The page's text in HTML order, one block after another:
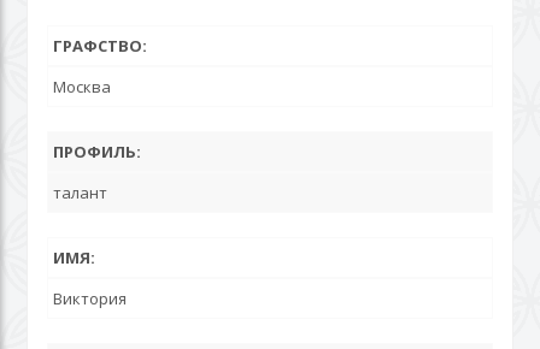
ГРАФСТВО:
Москва
ПРОФИЛЬ:
талант
ИМЯ:
Виктория